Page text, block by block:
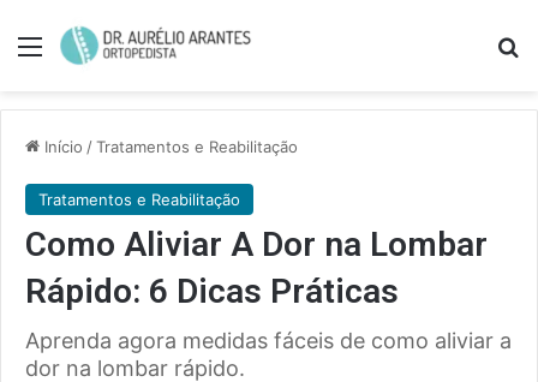
Menu
Início /Tratamentos e Reabilitação
Tratamentos e Reabilitação
Como Aliviar A Dor na Lombar
Rápido: 6 Dicas Práticas
Aprenda agora medidas fáceis de como aliviar a
dor na lombar rápido.